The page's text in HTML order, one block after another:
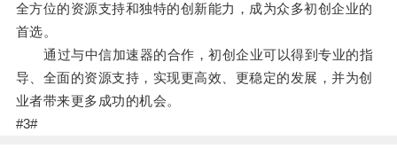
全方位的资源支持和独特的创新能力，成为众多初创企业的
首选。
通过与中信加速器的合作，初创企业可以得到专业的指
导、全面的资源支持，实现更高效、更稳定的发展，并为创
业者带来更多成功的机会。
#3#